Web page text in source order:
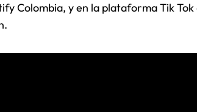
Colombia, y en la plataforma Tik